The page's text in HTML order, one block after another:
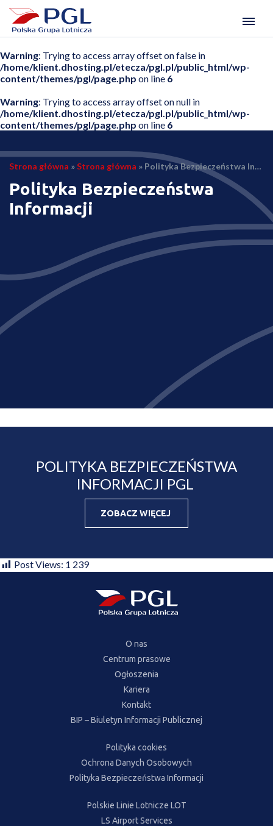
Warning: Trying to access array offset on false in
/home/klient.dhosting.pl/etecza/pgl.pl/public_html/wp-
content/themes/pgl/page.php on line 6
Warning: Trying to access array offset on null in
/home/klient.dhosting.pl/etecza/pgl.pl/public_html/wp-
content/themes/pgl/page.php on line 6
Strona główna »Strona główna » Polityka Bezpieczeństwa Informacji
Polityka Bezpieczeństwa
Informacji
POLITYKA BEZPIECZEŃSTWA
INFORMACJI PGL
ZOBACZ WIĘCEJ
Post Views: 1 239
O nas
Centrum prasowe
Ogłoszenia
Kariera
Kontakt
BIP – Biuletyn Informacji Publicznej
Polityka cookies
Ochrona Danych Osobowych
Polityka Bezpieczeństwa Informacji
Polskie Linie Lotnicze LOT
LS Airport Services